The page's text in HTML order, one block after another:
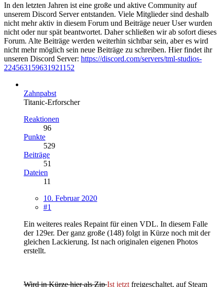
In den letzten Jahren ist eine große und aktive Community auf
unserem Discord Server entstanden. Viele Mitglieder sind deshalb
nicht mehr aktiv in diesem Forum und Beiträge neuer User wurden
nicht oder nur spät beantwortet. Daher schließen wir ab sofort dieses
Forum. Alte Beiträge werden weiterhin sichtbar sein, aber es wird
nicht mehr möglich sein neue Beiträge zu schreiben. Hier findet ihr
unseren Discord Server: https://discord.com/servers/tml-studios-
224563159631921152
Zahnpabst
Titanic-Erforscher
Reaktionen
96
Punkte
529
Beiträge
51
Dateien
11
10. Februar 2020
#1
Ein weiteres reales Repaint für einen VDL. In diesem Falle
der 129er. Der ganz große (148) folgt in Kürze noch mit der
gleichen Lackierung. Ist nach originalen eigenen Photos
erstellt.
Wird in Kürze hier als ZipIst jetzt freigeschaltet, auf Steam